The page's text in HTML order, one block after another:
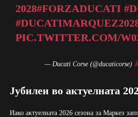
2028#FORZADUCATI
PIC.TWITTER.COM/
— Ducati Corse (@ducaticorse)
Јубилеи во актуелната
Иако актуелната 2026 сезона за Маркез